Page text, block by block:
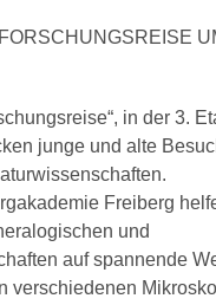
in der 3.
junge und alte
Freiberg
und
auf spannende
verschiedenen